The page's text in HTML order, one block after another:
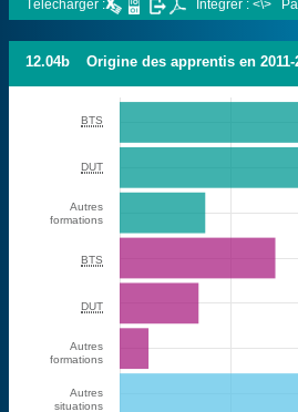
Télécharger : Intégrer : <\>
12.04b Origine des apprentis en
BTS
DUT
Autres
formations
BTS
DUT
Autres
formations
Autres
situations